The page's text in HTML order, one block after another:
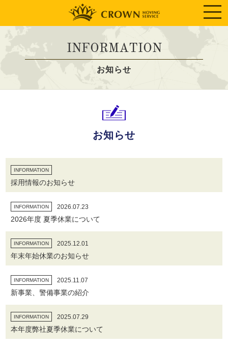
INFORMATION
お知らせ
お知らせ
INFORMATION
採用情報のお知らせ
INFORMATION 2026.07.23
2026年度 夏季休業について
INFORMATION 2025.12.01
年末年始休業のお知らせ
INFORMATION 2025.11.07
新事業、警備事業の紹介
INFORMATION 2025.07.29
本年度弊社夏季休業について